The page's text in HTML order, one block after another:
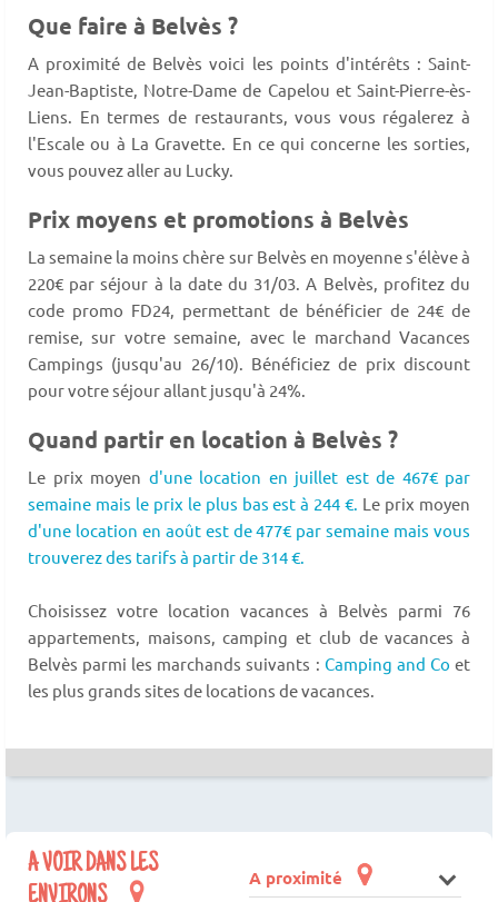
Que faire à Belvès ?
A proximité de Belvès voici les points d'intérêts : Saint-
Jean-Baptiste, Notre-Dame de Capelou et Saint-Pierre-ès-
Liens. En termes de restaurants, vous vous régalerez à
l'Escale ou à La Gravette. En ce qui concerne les sorties,
vous pouvez aller au Lucky.
Prix moyens et promotions à Belvès
La semaine la moins chère sur Belvès en moyenne s'élève à
220€ par séjour à la date du 31/03. A Belvès, profitez du
code promo FD24, permettant de bénéficier de 24€ de
remise, sur votre semaine, avec le marchand Vacances
Campings (jusqu'au 26/10). Bénéficiez de prix discount
pour votre séjour allant jusqu'à 24%.
Quand partir en location à Belvès ?
Le prix moyen d'une location en juillet est de 467€ par
semaine mais le prix le plus bas est à 244 €. Le prix moyen
d'une location en août est de 477€ par semaine mais vous
trouverez des tarifs à partir de 314 €.
Choisissez votre location vacances à Belvès parmi 76
appartements, maisons, camping et club de vacances à
Belvès parmi les marchands suivants : Camping and Co et
les plus grands sites de locations de vacances.
A VOIR DANS LES
A proximité